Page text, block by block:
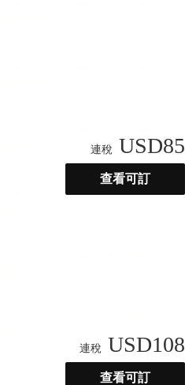
連稅 USD85
查看可訂
連稅 USD108
查看可訂